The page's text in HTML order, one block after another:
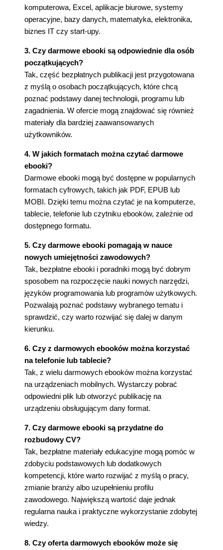
komputerowa, Excel, aplikacje biurowe, systemy
operacyjne, bazy danych, matematyka, elektronika,
biznes IT czy start-upy.
3. Czy darmowe ebooki są odpowiednie dla osób
początkujących?
Tak, część bezpłatnych publikacji jest przygotowana
z myślą o osobach początkujących, które chcą
poznać podstawy danej technologii, programu lub
zagadnienia. W ofercie mogą znajdować się również
materiały dla bardziej zaawansowanych
użytkowników.
4. W jakich formatach można czytać darmowe
ebooki?
Darmowe ebooki mogą być dostępne w popularnych
formatach cyfrowych, takich jak PDF, EPUB lub
MOBI. Dzięki temu można czytać je na komputerze,
tablecie, telefonie lub czytniku ebooków, zależnie od
dostępnego formatu.
5. Czy darmowe ebooki pomagają w nauce
nowych umiejętności zawodowych?
Tak, bezpłatne ebooki i poradniki mogą być dobrym
sposobem na rozpoczęcie nauki nowych narzędzi,
języków programowania lub programów użytkowych.
Pozwalają poznać podstawy wybranego tematu i
sprawdzić, czy warto rozwijać się dalej w danym
kierunku.
6. Czy z darmowych ebooków można korzystać
na telefonie lub tablecie?
Tak, z wielu darmowych ebooków można korzystać
na urządzeniach mobilnych. Wystarczy pobrać
odpowiedni plik lub otworzyć publikację na
urządzeniu obsługującym dany format.
7. Czy darmowe ebooki są przydatne do
rozbudowy CV?
Tak, bezpłatne materiały edukacyjne mogą pomóc w
zdobyciu podstawowych lub dodatkowych
kompetencji, które warto rozwijać z myślą o pracy,
zmianie branży albo uzupełnieniu profilu
zawodowego. Największą wartość daje jednak
regularna nauka i praktyczne wykorzystanie zdobytej
wiedzy.
8. Czy oferta darmowych ebooków może się